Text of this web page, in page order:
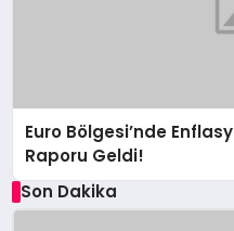
Euro Bölgesi’nde
Raporu Geldi!
Son Dakika